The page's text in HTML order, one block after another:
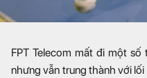
FPT Telecom mất đi một
nhưng vẫn trung thành với